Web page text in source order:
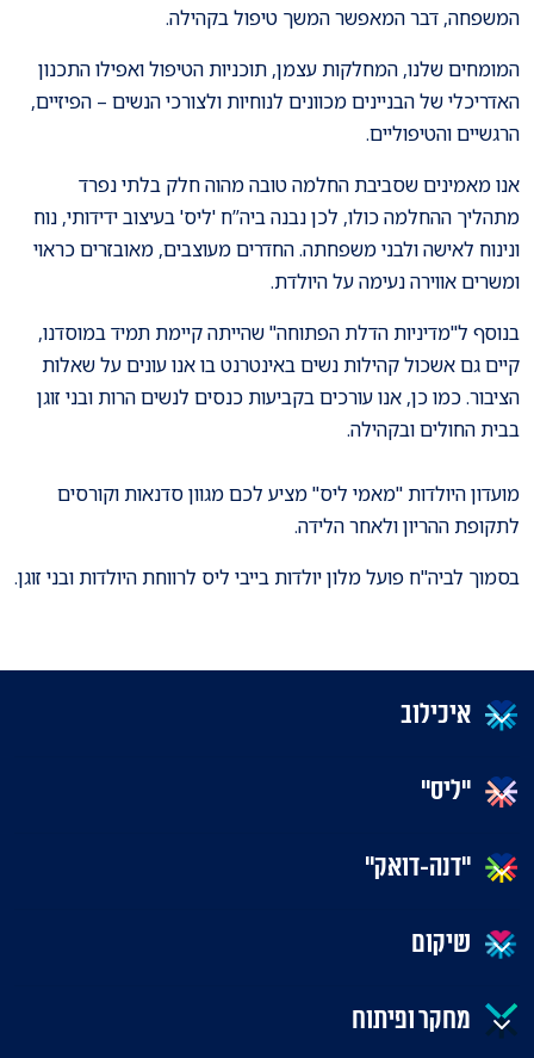
המשפחה, דבר המאפשר המשך טיפול בקהילה.
המומחים שלנו, המחלקות עצמן, תוכניות הטיפול ואפילו התכנון
האדריכלי של הבניינים מכוונים לנוחיות ולצורכי הנשים – הפיזיים,
הרגשיים והטיפוליים.
אנו מאמינים שסביבת החלמה טובה מהוה חלק בלתי נפרד
מתהליך ההחלמה כולו, לכן נבנה ביה”ח 'ליס' בעיצוב ידידותי, נוח
ונינוח לאישה ולבני משפחתה. החדרים מעוצבים, מאובזרים כראוי
ומשרים אווירה נעימה על היולדת.
בנוסף ל"מדיניות הדלת הפתוחה" שהייתה קיימת תמיד במוסדנו,
קיים גם אשכול קהילות נשים באינטרנט בו אנו עונים על שאלות
הציבור. כמו כן, אנו עורכים בקביעות כנסים לנשים הרות ובני זוגן
בבית החולים ובקהילה.
מועדון היולדות "מאמי ליס" מציע לכם מגוון סדנאות וקורסים
לתקופת ההריון ולאחר הלידה.
בסמוך לביה"ח פועל מלון יולדות בייבי ליס לרווחת היולדות ובני זוגן.
איכילוב
"ליס"
"דנה-דואק"
שיקום
מחקר ופיתוח